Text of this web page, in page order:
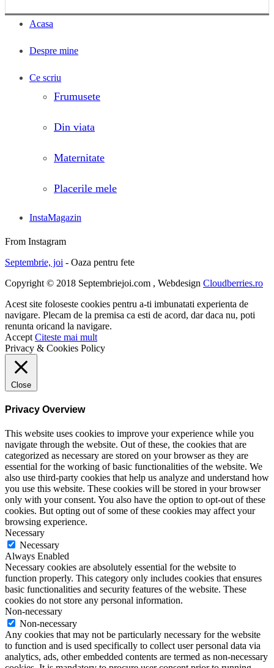
Acasa
Despre mine
Ce scriu
Frumusete
Din viata
Maternitate
Placerile mele
InstaMagazin
From Instagram
Septembrie, joi - Oaza pentru fete
Copyright © 2018 Septembriejoi.com , Webdesign Cloudberries.ro
Acest site foloseste cookies pentru a-ti imbunatati experienta de
navigare. Plecam de la premisa ca esti de acord, dar daca nu, poti
renunta oricand la navigare.
Accept Citeste mai mult
Privacy & Cookies Policy
Close
Privacy Overview
This website uses cookies to improve your experience while you
navigate through the website. Out of these, the cookies that are
categorized as necessary are stored on your browser as they are
essential for the working of basic functionalities of the website. We
also use third-party cookies that help us analyze and understand how
you use this website. These cookies will be stored in your browser
only with your consent. You also have the option to opt-out of these
cookies. But opting out of some of these cookies may affect your
browsing experience.
Necessary
Necessary
Always Enabled
Necessary cookies are absolutely essential for the website to
function properly. This category only includes cookies that ensures
basic functionalities and security features of the website. These
cookies do not store any personal information.
Non-necessary
Non-necessary
Any cookies that may not be particularly necessary for the website
to function and is used specifically to collect user personal data via
analytics, ads, other embedded contents are termed as non-necessary